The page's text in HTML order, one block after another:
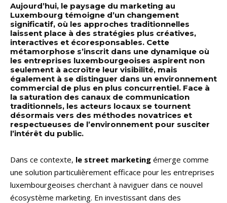
Aujourd’hui, le paysage du marketing au
Luxembourg témoigne d’un changement
significatif, où les approches traditionnelles
laissent place à des stratégies plus créatives,
interactives et écoresponsables. Cette
métamorphose s’inscrit dans une dynamique où
les entreprises luxembourgeoises aspirent non
seulement à accroître leur visibilité, mais
également à se distinguer dans un environnement
commercial de plus en plus concurrentiel. Face à
la saturation des canaux de communication
traditionnels, les acteurs locaux se tournent
désormais vers des méthodes novatrices et
respectueuses de l’environnement pour susciter
l’intérêt du public.
Dans ce contexte, le street marketing émerge comme
une solution particulièrement efficace pour les entreprises
luxembourgeoises cherchant à naviguer dans ce nouvel
écosystème marketing. En investissant dans des